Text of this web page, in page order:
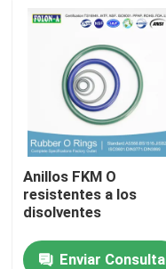
Inicio
Productos
Videos
Anillos FKM O
resistentes a los
disolventes
Enviar Consulta